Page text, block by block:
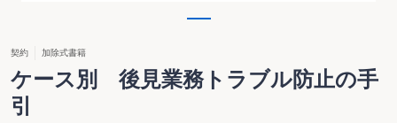
契約 加除式書籍
ケース別 後見業務トラブル防止の手
引